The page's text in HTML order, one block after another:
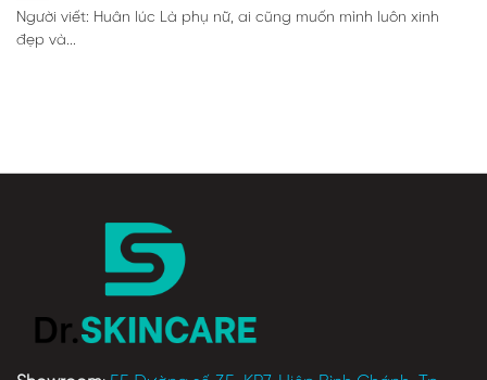
Người viết: Huân lúc Là phụ nữ, ai cũng muốn mình luôn xinh
đẹp và...